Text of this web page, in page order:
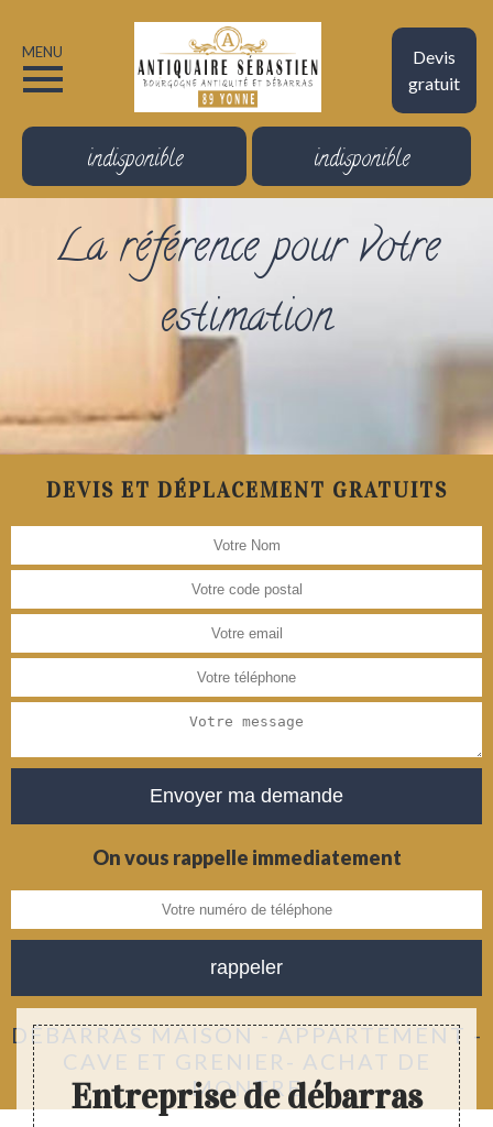
Devis
gratuit
MENU
indisponible indisponible
La référence pour votre
estimation
DEVIS ET DÉPLACEMENT GRATUITS
On vous rappelle immediatement
DÉBARRAS MAISON - APPARTEMENT -
CAVE ET GRENIER- ACHAT DE
MONTRE
Entreprise de débarras